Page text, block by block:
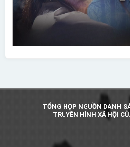
TỔNG HỢP NGUỒN DANH
TRUYỀN HÌNH XÃ HỘI